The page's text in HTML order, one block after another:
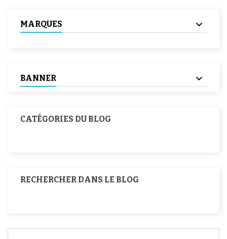
MARQUES
BANNER
CATÉGORIES DU BLOG
RECHERCHER DANS LE BLOG